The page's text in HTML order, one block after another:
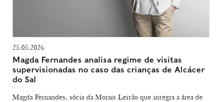
25.05.2026
Magda Fernandes analisa regime de visitas
supervisionadas no caso das crianças de Alcácer
do Sal
Magda Fernandes, sócia da Morais Leitão que integra a área de